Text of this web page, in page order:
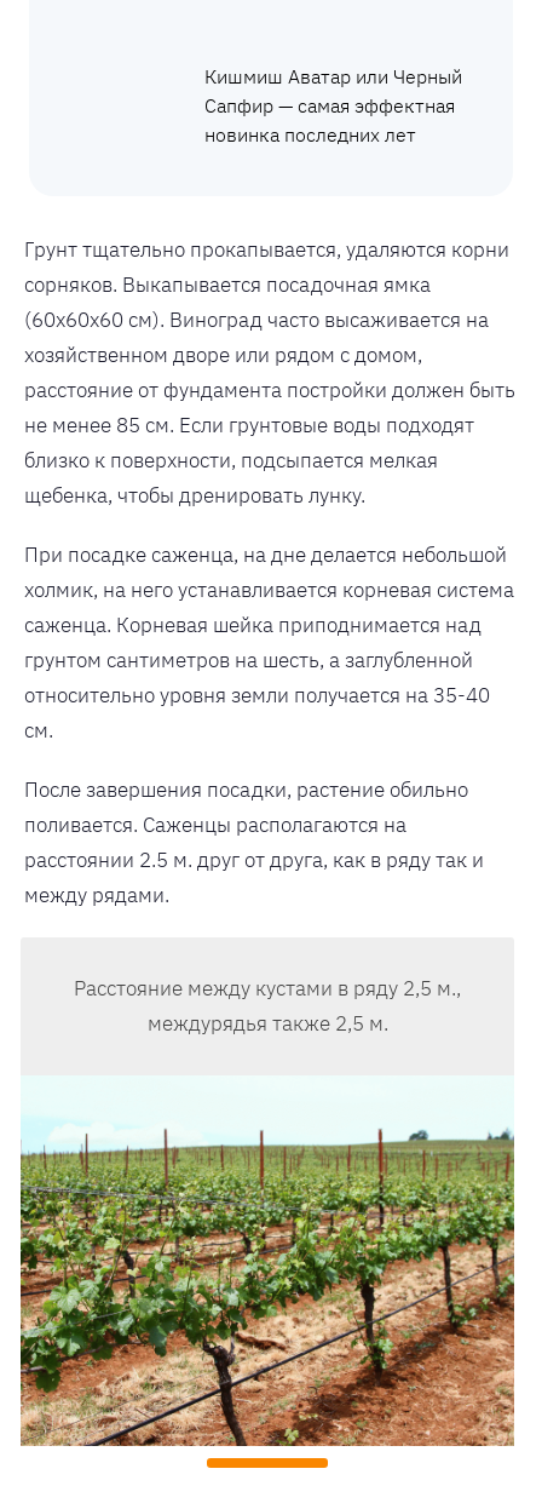
Кишмиш Аватар или Черный
Сапфир — самая эффектная
новинка последних лет
Грунт тщательно прокапывается, удаляются корни
сорняков. Выкапывается посадочная ямка
(60х60х60 см). Виноград часто высаживается на
хозяйственном дворе или рядом с домом,
расстояние от фундамента постройки должен быть
не менее 85 см. Если грунтовые воды подходят
близко к поверхности, подсыпается мелкая
щебенка, чтобы дренировать лунку.
При посадке саженца, на дне делается небольшой
холмик, на него устанавливается корневая система
саженца. Корневая шейка приподнимается над
грунтом сантиметров на шесть, а заглубленной
относительно уровня земли получается на 35-40
см.
После завершения посадки, растение обильно
поливается. Саженцы располагаются на
расстоянии 2.5 м. друг от друга, как в ряду так и
между рядами.
Расстояние между кустами в ряду 2,5 м.,
междурядья также 2,5 м.